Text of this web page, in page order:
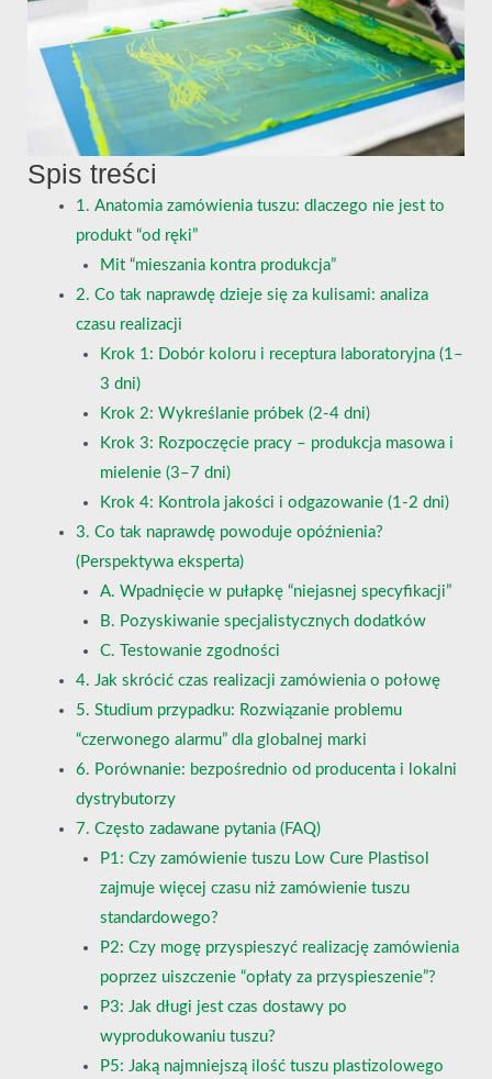
Spis treści
1. Anatomia zamówienia tuszu: dlaczego nie jest to
produkt “od ręki”
Mit “mieszania kontra produkcja”
2. Co tak naprawdę dzieje się za kulisami: analiza
czasu realizacji
Krok 1: Dobór koloru i receptura laboratoryjna (1–
3 dni)
Krok 2: Wykreślanie próbek (2-4 dni)
Krok 3: Rozpoczęcie pracy – produkcja masowa i
mielenie (3–7 dni)
Krok 4: Kontrola jakości i odgazowanie (1-2 dni)
3. Co tak naprawdę powoduje opóźnienia?
(Perspektywa eksperta)
A. Wpadnięcie w pułapkę “niejasnej specyfikacji”
B. Pozyskiwanie specjalistycznych dodatków
C. Testowanie zgodności
4. Jak skrócić czas realizacji zamówienia o połowę
5. Studium przypadku: Rozwiązanie problemu
“czerwonego alarmu” dla globalnej marki
6. Porównanie: bezpośrednio od producenta i lokalni
dystrybutorzy
7. Często zadawane pytania (FAQ)
P1: Czy zamówienie tuszu Low Cure Plastisol
zajmuje więcej czasu niż zamówienie tuszu
standardowego?
P2: Czy mogę przyspieszyć realizację zamówienia
poprzez uiszczenie “opłaty za przyspieszenie”?
P3: Jak długi jest czas dostawy po
wyprodukowaniu tuszu?
P5: Jaką najmniejszą ilość tuszu plastizolowego